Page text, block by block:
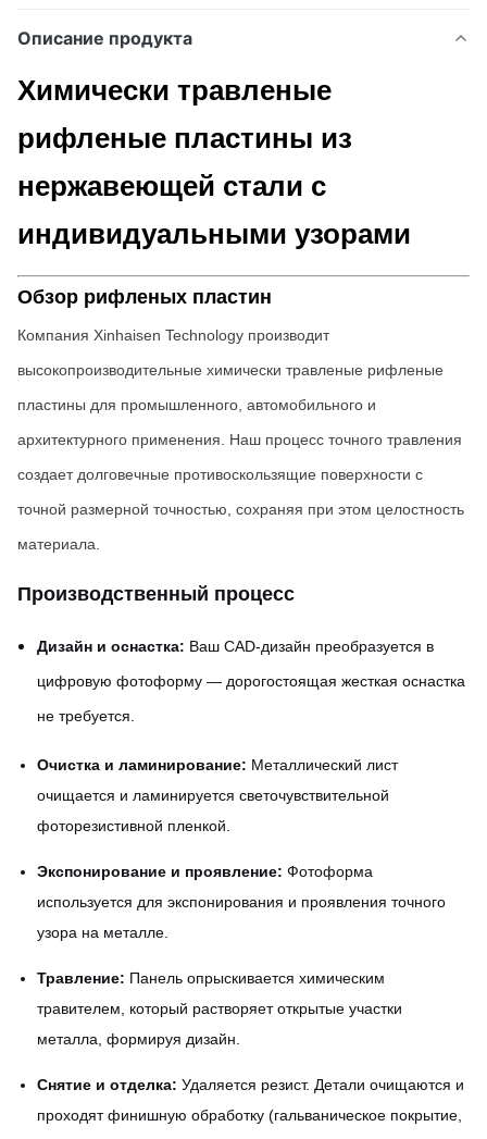
Описание продукта
Химически травленые
рифленые пластины из
нержавеющей стали с
индивидуальными узорами
Обзор рифленых пластин
Компания Xinhaisen Technology производит
высокопроизводительные химически травленые рифленые
пластины для промышленного, автомобильного и
архитектурного применения. Наш процесс точного травления
создает долговечные противоскользящие поверхности с
точной размерной точностью, сохраняя при этом целостность
материала.
Производственный процесс
Дизайн и оснастка: Ваш CAD-дизайн преобразуется в
цифровую фотоформу — дорогостоящая жесткая оснастка
не требуется.
Очистка и ламинирование: Металлический лист
очищается и ламинируется светочувствительной
фоторезистивной пленкой.
Экспонирование и проявление: Фотоформа
используется для экспонирования и проявления точного
узора на металле.
Травление: Панель опрыскивается химическим
травителем, который растворяет открытые участки
металла, формируя дизайн.
Снятие и отделка: Удаляется резист. Детали очищаются и
проходят финишную обработку (гальваническое покрытие,